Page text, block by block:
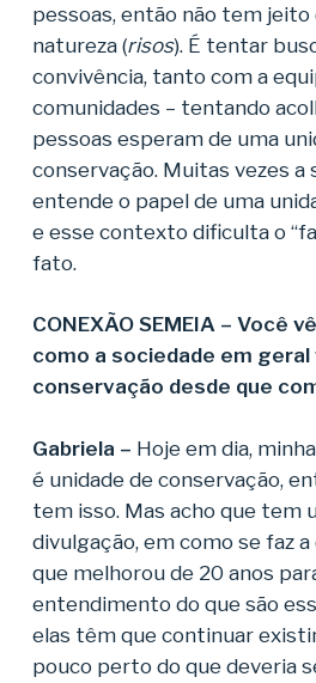
pessoas, então não tem jeito
natureza (risos). É tentar
convivência, tanto com a
comunidades – tentando
pessoas esperam de uma
conservação. Muitas vezes a
entende o papel de uma
e esse contexto dificulta o
fato.
CONEXÃO SEMEIA – Você
como a sociedade em geral
conservação desde que
Gabriela – Hoje em dia,
é unidade de conservação,
tem isso. Mas acho que tem
divulgação, em como se faz
que melhorou de 20 anos
entendimento do que são
elas têm que continuar
pouco perto do que deveria